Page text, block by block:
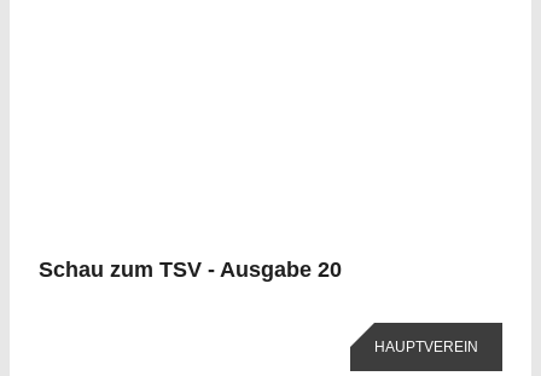
Schau zum TSV - Ausgabe 20
HAUPTVEREIN